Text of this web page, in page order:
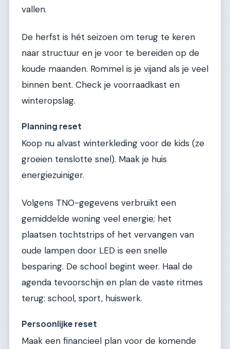
vallen.
De herfst is hét seizoen om terug te keren
naar structuur en je voor te bereiden op de
koude maanden. Rommel is je vijand als je veel
binnen bent. Check je voorraadkast en
winteropslag.
Planning reset
Koop nu alvast winterkleding voor de kids (ze
groeien tenslotte snel). Maak je huis
energiezuiniger.
Volgens TNO-gegevens verbruikt een
gemiddelde woning veel energie; het
plaatsen tochtstrips of het vervangen van
oude lampen door LED is een snelle
besparing. De school begint weer. Haal de
agenda tevoorschijn en plan de vaste ritmes
terug: school, sport, huiswerk.
Persoonlijke reset
Maak een financieel plan voor de komende